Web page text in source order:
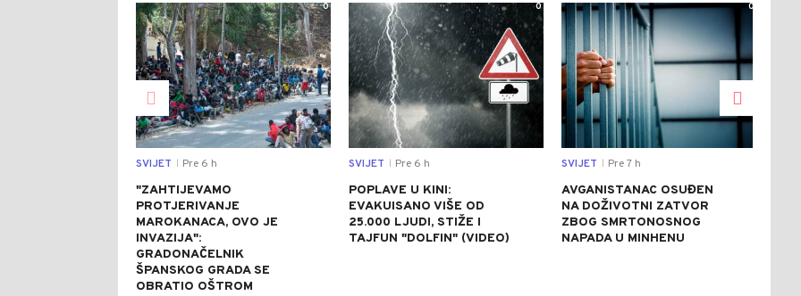
0
SVIJET Pre 6 h
"ZAHTIJEVAMO
PROTJERIVANJE
MAROKANACA, OVO JE
INVAZIJA":
GRADONAČELNIK
ŠPANSKOG GRADA SE
OBRATIO OŠTROM
0
SVIJET Pre 6 h
POPLAVE U KINI:
EVAKUISANO VIŠE OD
25.000 LJUDI, STIŽE I
TAJFUN "DOLFIN" (VIDEO)
0
SVIJET Pre 7 h
AVGANISTANAC OSUĐEN
NA DOŽIVOTNI ZATVOR
ZBOG SMRTONOSNOG
NAPADA U MINHENU